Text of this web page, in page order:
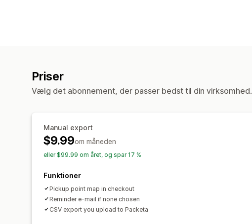
Priser
Vælg det abonnement, der passer bedst til din virksomhed.
Manual export
$9.99om måneden
eller $99.99 om året, og spar 17 %
Funktioner
Pickup point map in checkout
Reminder e-mail if none chosen
CSV export you upload to Packeta